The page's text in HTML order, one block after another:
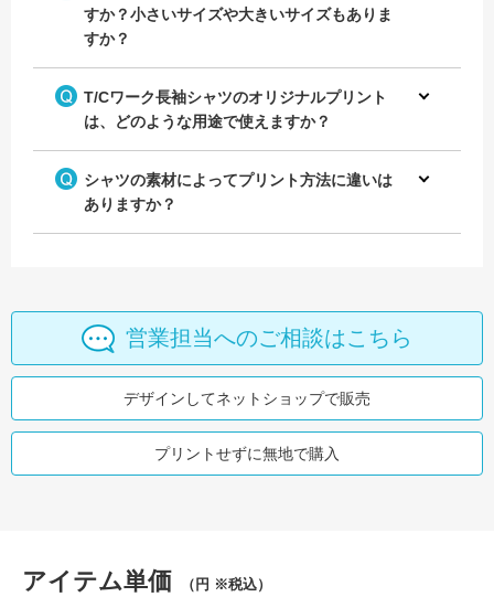
すか？小さいサイズや大きいサイズもありま
すか？
T/Cワーク長袖シャツのオリジナルプリント
は、どのような用途で使えますか？
シャツの素材によってプリント方法に違いは
ありますか？
営業担当へのご相談はこちら
デザインしてネットショップで販売
プリントせずに無地で購入
アイテム単価 （円 ※税込）